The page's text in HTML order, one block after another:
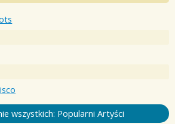
wszystkich: Popularni Artyści